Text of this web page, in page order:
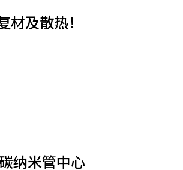
及散热！
纳米管中心